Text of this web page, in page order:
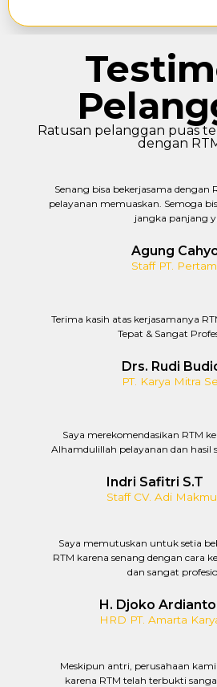
Ratusan pelanggan puas
dengan
Senang bisa bekerjasama dengan
pelayanan memuaskan. Semoga
jangka panjang
Agung
Staff PT.
Terima kasih atas kerjasamanya
Tepat & Sangat
Drs. Rudi
PT. Karya Mitra
Saya merekomendasikan RTM
Alhamdulillah pelayanan dan hasil
Indri Safitri S.T
Staff CV. Adi
Saya memutuskan untuk setia
RTM karena senang dengan cara
dan sangat
H. Djoko Ardianto
HRD PT. Amarta
Meskipun antri, perusahaan
karena RTM telah terbukti